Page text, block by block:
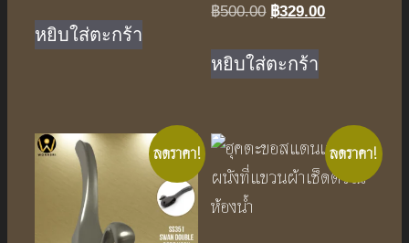
was:
฿1,050.00.฿590.00.
หยิบใส่ตะกร้า
฿500.00 Original
was:
฿500.00.
฿329.00
หยิบใส่ตะกร้า
ลดราคา! ลดราคา!